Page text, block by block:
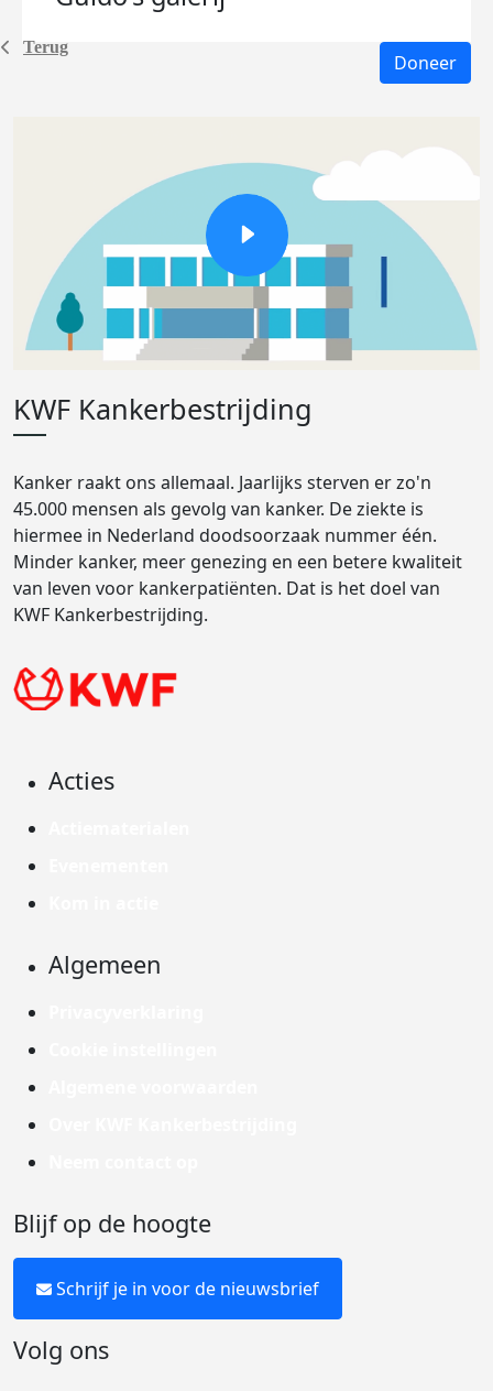
Terug
Doneer
KWF Kankerbestrijding
Kanker raakt ons allemaal. Jaarlijks sterven er zo'n
45.000 mensen als gevolg van kanker. De ziekte is
hiermee in Nederland doodsoorzaak nummer één.
Minder kanker, meer genezing en een betere kwaliteit
van leven voor kankerpatiënten. Dat is het doel van
KWF Kankerbestrijding.
Acties
Algemeen
Blijf op de hoogte
Schrijf je in voor de nieuwsbrief
Volg ons